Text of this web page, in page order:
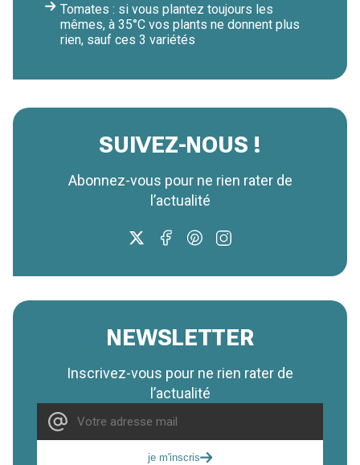
Tomates : si vous plantez toujours les
mêmes, à 35°C vos plants ne donnent plus
rien, sauf ces 3 variétés
SUIVEZ-NOUS !
Abonnez-vous pour ne rien rater de
l’actualité
NEWSLETTER
Inscrivez-vous pour ne rien rater de
l’actualité
je m'inscris